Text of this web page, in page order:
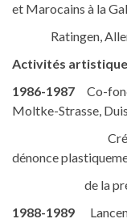
et Marocains à la
Ratingen,
Activités
1986-1987Co-
Moltke-Strasse,
Création de la
dénonce
de la
1988-1989